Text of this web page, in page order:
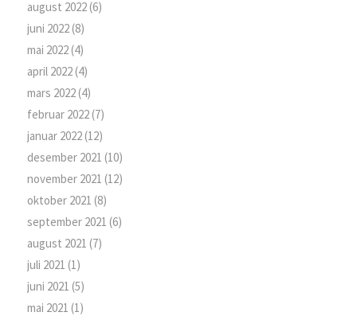
august 2022(6)
juni 2022(8)
mai 2022(4)
april 2022(4)
mars 2022(4)
februar 2022(7)
januar 2022(12)
desember 2021 (10)
november 2021 (12)
oktober 2021 (8)
september 2021 (6)
august 2021 (7)
juli 2021 (1)
juni 2021 (5)
mai 2021 (1)